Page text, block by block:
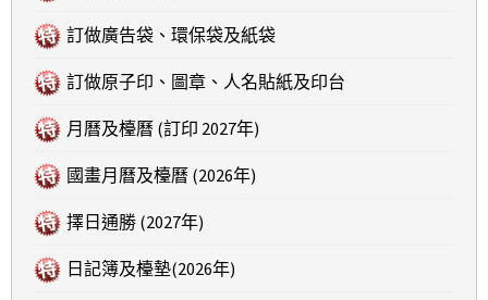
訂做廣告袋、環保袋及紙袋
訂做原子印、圖章、人名貼紙及印台
月曆及檯曆 (訂印 2027年)
國畫月曆及檯曆 (2026年)
擇日通勝 (2027年)
日記簿及檯墊(2026年)